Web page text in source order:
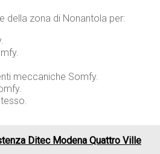
della zona di Nonantola per:
meccaniche Somfy.
Ditec Modena Quattro Ville